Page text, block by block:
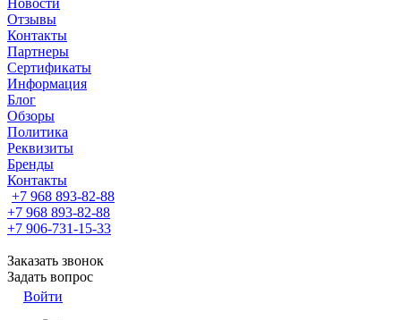
Новости
Отзывы
Контакты
Партнеры
Сертификаты
Информация
Блог
Обзоры
Политика
Реквизиты
Бренды
Контакты
+7 968 893-82-88
+7 968 893-82-88
+7 906-731-15-33
Заказать звонок
Задать вопрос
Войти